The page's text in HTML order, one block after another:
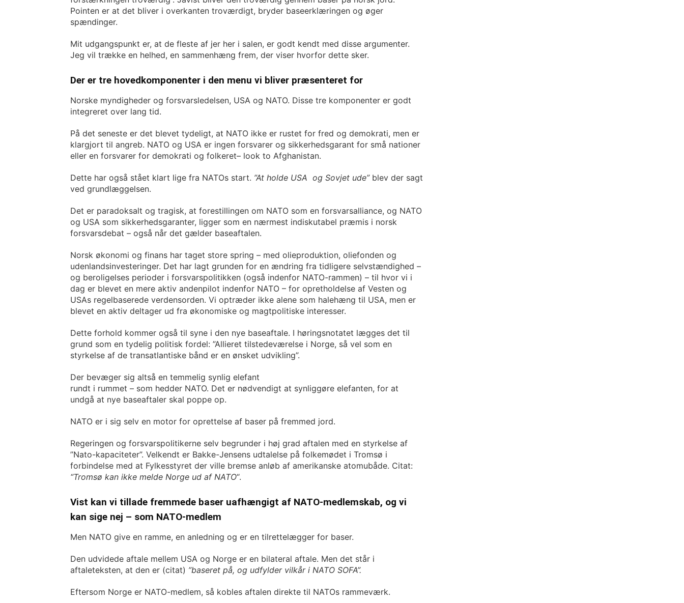
Pointen er at det bliver i overkanten troværdigt, bryder baseerklæringen og øger
spændinger.
Mit udgangspunkt er, at de fleste af jer her i salen, er godt kendt med disse argumenter.
Jeg vil trække en helhed, en sammenhæng frem, der viser hvorfor dette sker.
Der er tre hovedkomponenter i den menu vi bliver præsenteret for
Norske myndigheder og forsvarsledelsen, USA og NATO. Disse tre komponenter er godt
integreret over lang tid.
På det seneste er det blevet tydeligt, at NATO ikke er rustet for fred og demokrati, men er
klargjort til angreb. NATO og USA er ingen forsvarer og sikkerhedsgarant for små nationer
eller en forsvarer for demokrati og folkeret– look to Afghanistan.
Dette har også stået klart lige fra NATOs start. ”At holde USA og Sovjet ude”blev der sagt
ved grundlæggelsen.
Det er paradoksalt og tragisk, at forestillingen om NATO som en forsvarsalliance, og NATO
og USA som sikkerhedsgaranter, ligger som en nærmest indiskutabel præmis i norsk
forsvarsdebat – også når det gælder baseaftalen.
Norsk økonomi og finans har taget store spring – med olieproduktion, oliefonden og
udenlandsinvesteringer. Det har lagt grunden for en ændring fra tidligere selvstændighed –
og beroligelses perioder i forsvarspolitikken (også indenfor NATO-rammen) – til hvor vi i
dag er blevet en mere aktiv andenpilot indenfor NATO – for opretholdelse af Vesten og
USAs regelbaserede verdensorden. Vi optræder ikke alene som halehæng til USA, men er
blevet en aktiv deltager ud fra økonomiske og magtpolitiske interesser.
Dette forhold kommer også til syne i den nye baseaftale. I høringsnotatet lægges det til
grund som en tydelig politisk fordel: ”Allieret tilstedeværelse i Norge, så vel som en
styrkelse af de transatlantiske bånd er en ønsket udvikling”.
Der bevæger sig altså en temmelig synlig elefant
rundt i rummet – som hedder NATO. Det er nødvendigt at synliggøre elefanten, for at
undgå at nye baseaftaler skal poppe op.
NATO er i sig selv en motor for oprettelse af baser på fremmed jord.
Regeringen og forsvarspolitikerne selv begrunder i høj grad aftalen med en styrkelse af
”Nato-kapaciteter”. Velkendt er Bakke-Jensens udtalelse på folkemødet i Tromsø i
forbindelse med at Fylkesstyret der ville bremse anløb af amerikanske atomubåde. Citat:
“Tromsø kan ikke melde Norge ud af NATO“.
Vist kan vi tillade fremmede baser uafhængigt af NATO-medlemskab, og vi
kan sige nej – som NATO-medlem
Men NATO give en ramme, en anledning og er en tilrettelægger for baser.
Den udvidede aftale mellem USA og Norge er en bilateral aftale. Men det står i
aftaleteksten, at den er (citat) ”baseret på, og udfylder vilkår i NATO SOFA”.
Eftersom Norge er NATO-medlem, så kobles aftalen direkte til NATOs rammeværk.